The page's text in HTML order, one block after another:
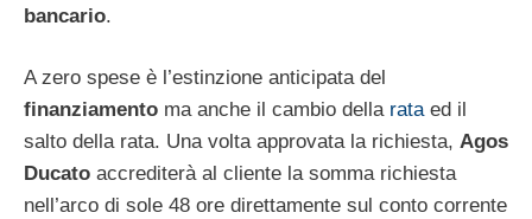
bancario.
A zero spese è l’estinzione anticipata del
finanziamento ma anche il cambio della rataed il
salto della rata. Una volta approvata la richiesta, Agos
Ducato accrediterà al cliente la somma richiesta
nell’arco di sole 48 ore direttamente sul conto corrente